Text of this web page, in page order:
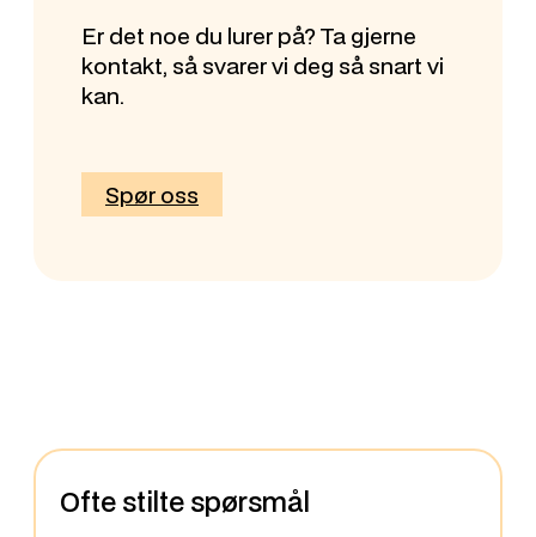
Er det noe du lurer på? Ta gjerne
kontakt, så svarer vi deg så snart vi
kan.
Spør oss
Ofte stilte spørsmål